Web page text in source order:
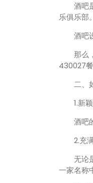
酒吧是
乐俱乐部。
酒吧设
那么，
430027餐
二、如
1.新颖
酒吧的
2.充满
无论是
一家名称